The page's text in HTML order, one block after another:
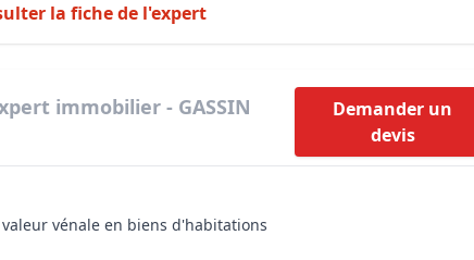
la fiche de l'expert
immobilier - GASSIN
Demander un
devis
vénale en biens d'habitations